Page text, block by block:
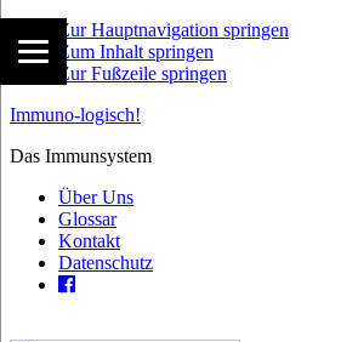
Zur Hauptnavigation springen
Zum Inhalt springen
Zur Fußzeile springen
Immuno-logisch!
Das Immunsystem
Über Uns
Glossar
Kontakt
Datenschutz